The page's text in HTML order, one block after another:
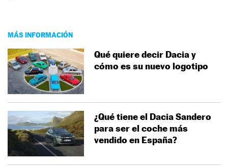
MÁS INFORMACIÓN
Qué quiere decir Dacia y
cómo es su nuevo logotipo
¿Qué tiene el Dacia Sandero
para ser el coche más
vendido en España?